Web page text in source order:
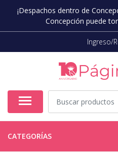
¡Despachos dentro de
Concepción puede
Ingreso/
CATEGORÍAS